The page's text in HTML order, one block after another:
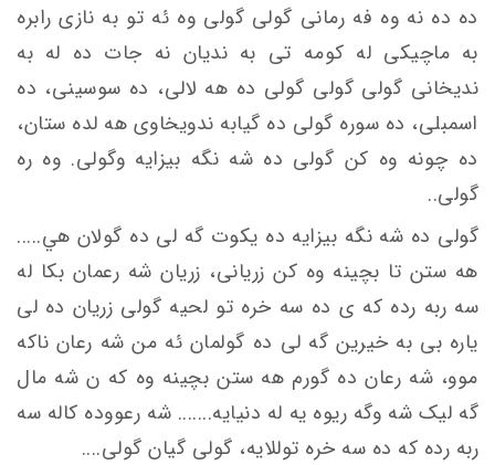
ده ده نه وه فه رمانی گولی گولی وه ئه تو به نازی رابره
به ماچیکی له کومه تی به ندیان نه جات ده له به
ندیخانی گولی گولی گولی ده هه لالى، ده سوسینی، ده
اسمبلی، ده سوره گولی ده گیابه ندويخاوی هه لده ستان،
ده چونه وه کن گولی ده شه نگه بیزایه وگولی. وه ره
گولی..
گولی ده شه نگه بيزايه ده یکوت گه لی ده گولان هي.....
هه ستن تا بچینه وه کن زریانی، زریان شه رعمان بکا له
سه ربه رده که ی ده سه خره تو لحيه گولی زریان ده لی
ياره بی به خیرین گه لی ده گولمان ئه من شه رعان ناكه
موو، شه رعان ده گورم هه ستن بچينه وه که ن شه مال
گه ليک شه وگه ريوه يه له دنیایه....... شه رعووده كاله سه
ربه رده که ده سه خره توللایه، گولی گیان گولی....